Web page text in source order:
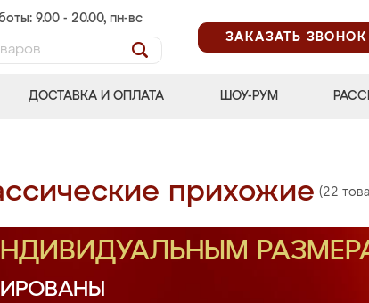
9.00 - 20.00, пн-вс
ЗАКАЗАТЬ ЗВОНОК
ДОСТАВКА И ОПЛАТА ШОУ-РУМ
прихожие (22